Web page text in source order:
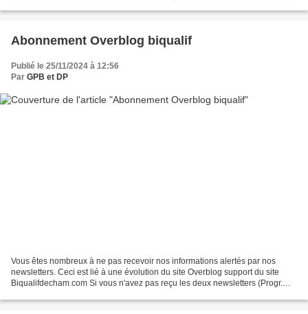
Abonnement Overblog biqualif
Publié le 25/11/2024 à 12:56
Par GPB et DP
Vous êtes nombreux à ne pas recevoir nos informations alertés par nos
newsletters. Ceci est lié à une évolution du site Overblog support du site
Biqualifdecham.com Si vous n'avez pas reçu les deux newsletters (Progr.